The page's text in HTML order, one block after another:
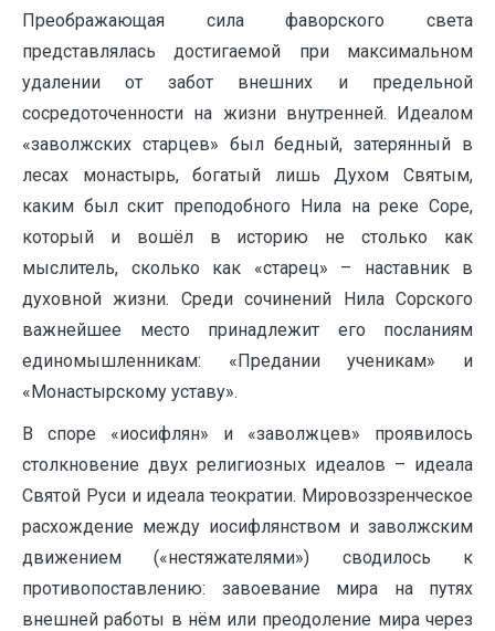
Преображающая сила фаворского света
представлялась достигаемой при максимальном
удалении от забот внешних и предельной
сосредоточенности на жизни внутренней. Идеалом
«заволжских старцев» был бедный, затерянный в
лесах монастырь, богатый лишь Духом Святым,
каким был скит преподобного Нила на реке Соре,
который и вошёл в историю не столько как
мыслитель, сколько как «старец» – наставник в
духовной жизни. Среди сочинений Нила Сорского
важнейшее место принадлежит его посланиям
единомышленникам: «Предании ученикам» и
«Монастырскому уставу».
В споре «иосифлян» и «заволжцев» проявилось
столкновение двух религиозных идеалов – идеала
Святой Руси и идеала теократии. Мировоззренческое
расхождение между иосифлянством и заволжским
движением («нестяжателями») сводилось к
противопоставлению: завоевание мира на путях
внешней работы в нём или преодоление мира через